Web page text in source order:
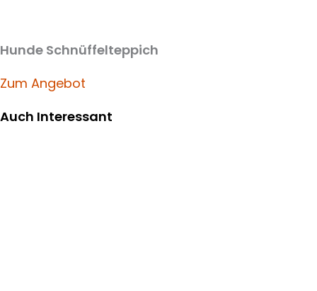
Hunde Schnüffelteppich
Zum Angebot
Auch Interessant